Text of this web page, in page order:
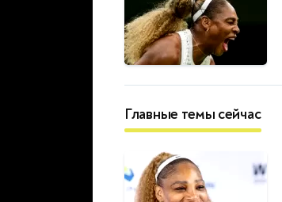
Главные темы сейчас